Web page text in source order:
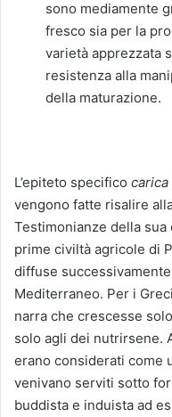
sono mediamente
fresco sia per la
varietà apprezzata
resistenza alla
della maturazione.
L’epiteto specifico carica
vengono fatte risalire
Testimonianze della
prime civiltà agricole di
diffuse
Mediterraneo. Per i
narra che crescesse
solo agli dei nutrirsene.
erano considerati come
venivano serviti sotto
buddista e induista ad